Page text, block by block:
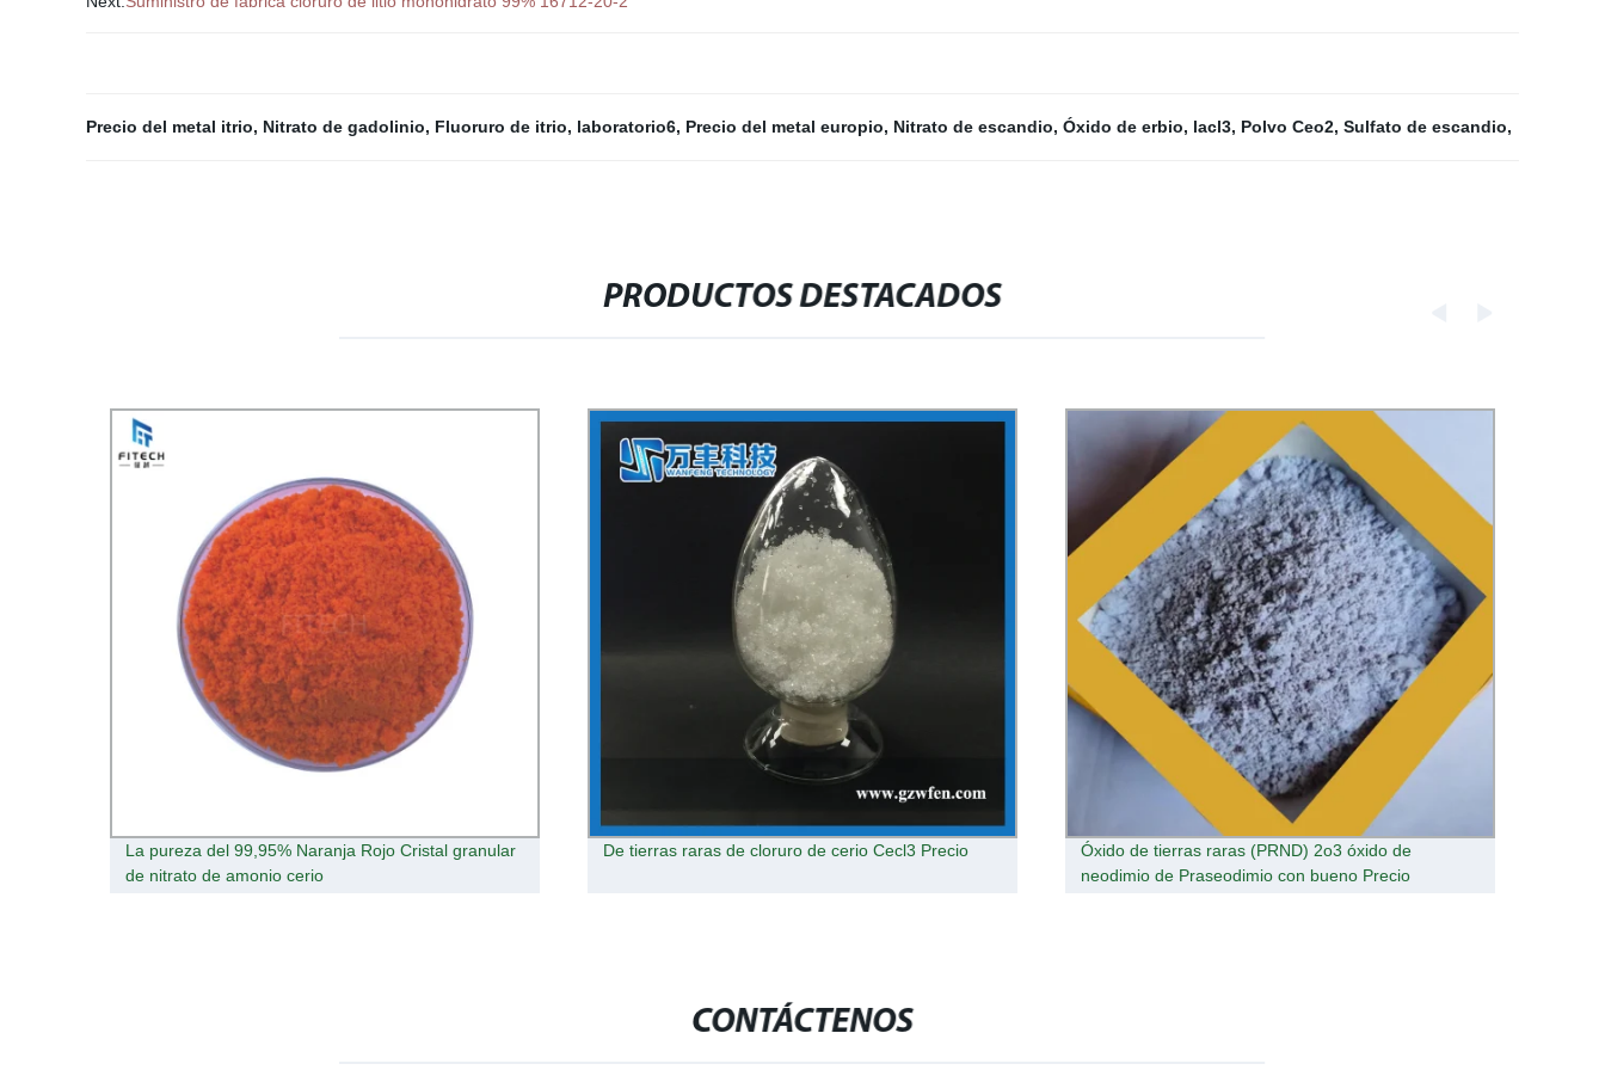
Precio del metal itrio, Nitrato de gadolinio, Fluoruro de itrio, laboratorio6, Precio del metal europio, Nitrato de escandio, Óxido de erbio, lacl3, Polvo Ceo2, Sulfato de escandio,
PRODUCTOS DESTACADOS
La pureza del 99,95% Naranja Rojo Cristal granular
de nitrato de amonio cerio
De tierras raras de cloruro de cerio Cecl3 Precio
Óxido de tierras raras (PRND) 2o3 óxido de
neodimio de Praseodimio con bueno Precio
CONTÁCTENOS